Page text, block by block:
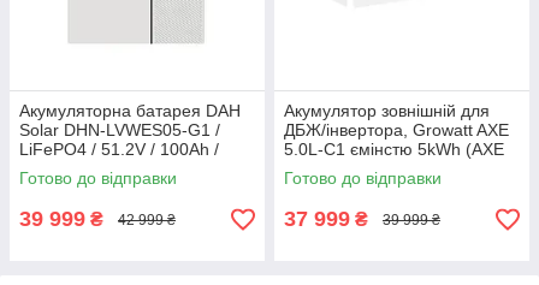
Акумуляторна батарея DAH
Solar DHN-LVWES05-G1 /
LiFePO4 / 51.2V / 100Ah /
5120Wh White
Готово до відправки
39 999 ₴ 42 999 ₴
Акумулятор зовнішній для
ДБЖ/інвертора, Growatt AXE
5.0L-C1 ємінстю 5kWh (AXE
5.0L-C1)
Готово до відправки
37 999 ₴ 39 999 ₴